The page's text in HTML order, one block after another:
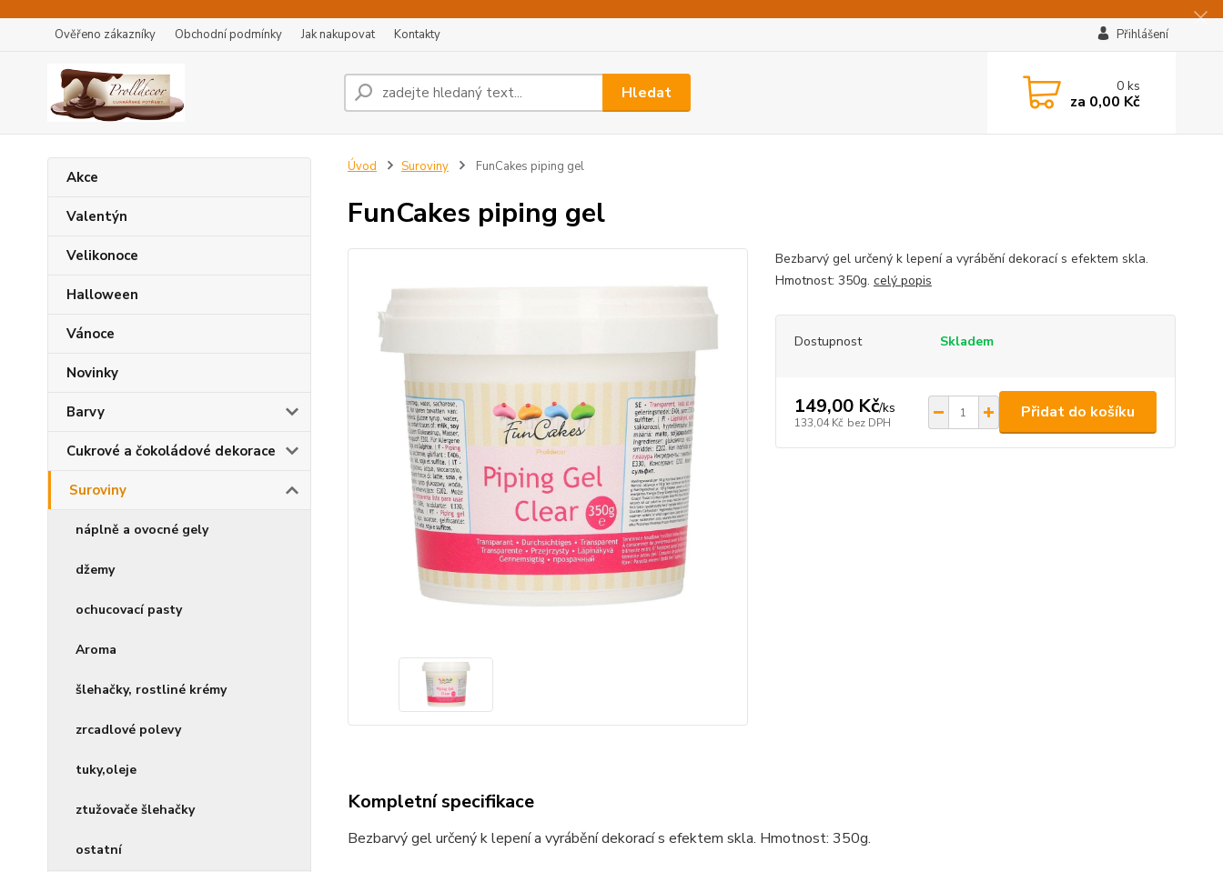
Ověřeno zákazníky Obchodní podmínky Jak nakupovat Kontakty Přihlášení
Hledat 0ks
za 0,00 Kč
Akce
Valentýn
Velikonoce
Halloween
Vánoce
Novinky
Barvy
Cukrové a čokoládové dekorace
Suroviny
náplně a ovocné gely
džemy
ochucovací pasty
Aroma
šlehačky, rostliné krémy
zrcadlové polevy
tuky,oleje
ztužovače šlehačky
ostatní
Úvod Suroviny FunCakes piping gel
FunCakes piping gel
Bezbarvý gel určený k lepení a vyrábění dekorací s efektem skla.
Hmotnost: 350g. celý popis
Dostupnost Skladem
149,00 Kč/ks
133,04 Kč bez DPH
Přidat do košíku
Kompletní specifikace
Bezbarvý gel určený k lepení a vyrábění dekorací s efektem skla. Hmotnost: 350g.